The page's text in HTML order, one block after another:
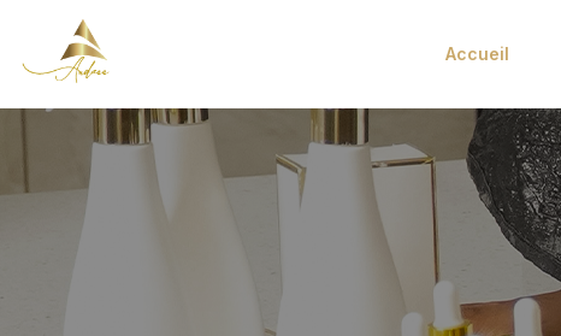
Accueil